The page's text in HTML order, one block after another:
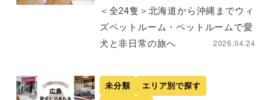
＜全24隻＞北海道から沖縄までウィ
ズペットルーム・ペットルームで愛
犬と非日常の旅へ
2026.04.24
未分類 エリア別で探す